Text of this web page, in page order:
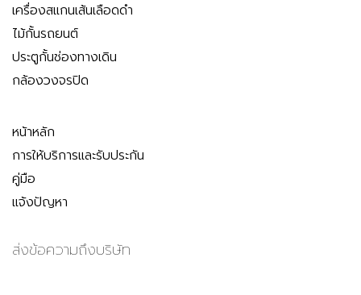
เครื่องสแกนเส้นเลือดดำ
ไม้กั้นรถยนต์
ประตูกั้นช่องทางเดิน
กล้องวงจรปิด
หน้าหลัก
การให้บริการและรับประกัน
คู่มือ
แจ้งปัญหา
ส่งข้อความถึงบริษัท